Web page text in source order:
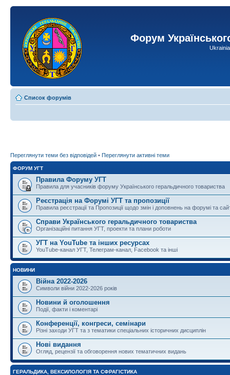
Форум
Список форумів
Переглянути теми без відповідей • Переглянути активні теми
ФОРУМ УГТ
Правила Форуму УГТ
Правила для учасників форуму Українського геральдичного товариства
Реєстрація на Форумі УГТ та пропозиції
Правила реєстрації та Пропозиції щодо змін і доповнень на форумі та
Справи Українського геральдичного товариства
Організаційні питання УГТ, проекти та плани роботи
УГТ на YouTube та інших ресурсах
YouTube-канал УГТ, Телеграм-канал, Facebook та інші
НОВИНИ
Війна 2022-2026
Символи війни 2022-2026 років
Новини й оголошення
Події, факти і коментарі
Конференції, конгреси, семінари
Різні заходи УГТ та з тематики спеціальних історичних дисциплін
Нові видання
Огляд, рецензії та обговорення нових тематичних видань
ГЕРАЛЬДИКА, ВЕКСИЛОЛОГІЯ ТА СФРАГІСТИКА